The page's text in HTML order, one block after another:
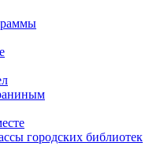
городских библиотек